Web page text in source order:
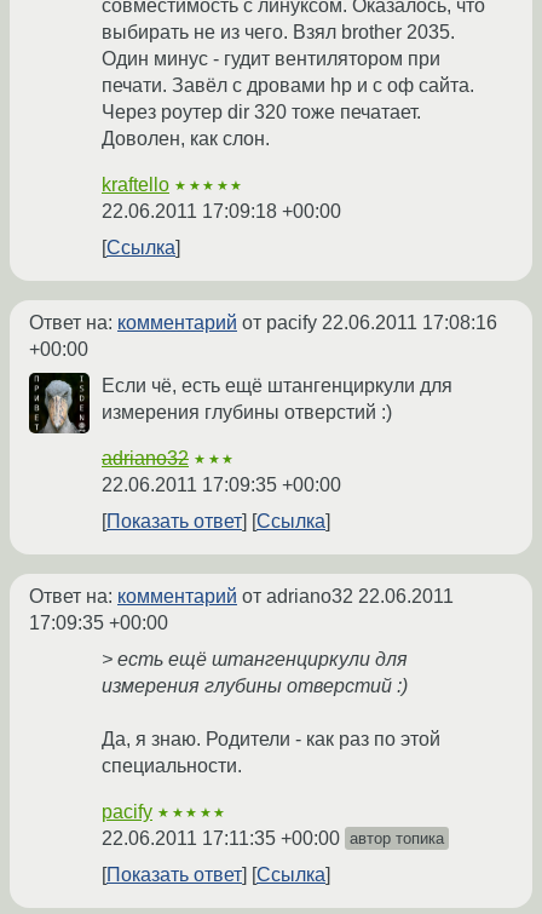
совместимость с линуксом. Оказалось, что
выбирать не из чего. Взял brother 2035.
Один минус - гудит вентилятором при
печати. Завёл с дровами hp и с оф сайта.
Через роутер dir 320 тоже печатает.
Доволен, как слон.
kraftello ★★★★★
22.06.2011 17:09:18 +00:00
Ссылка
Ответ на: комментарий от pacify 22.06.2011 17:08:16
+00:00
Если чё, есть ещё штангенциркули для
измерения глубины отверстий :)
adriano32 ★★★
22.06.2011 17:09:35 +00:00
Показать ответ
Ссылка
Ответ на: комментарий от adriano32 22.06.2011
17:09:35 +00:00
> есть ещё штангенциркули для
измерения глубины отверстий :)
Да, я знаю. Родители - как раз по этой
специальности.
pacify ★★★★★
22.06.2011 17:11:35 +00:00 автор топика
Показать ответ Ссылка